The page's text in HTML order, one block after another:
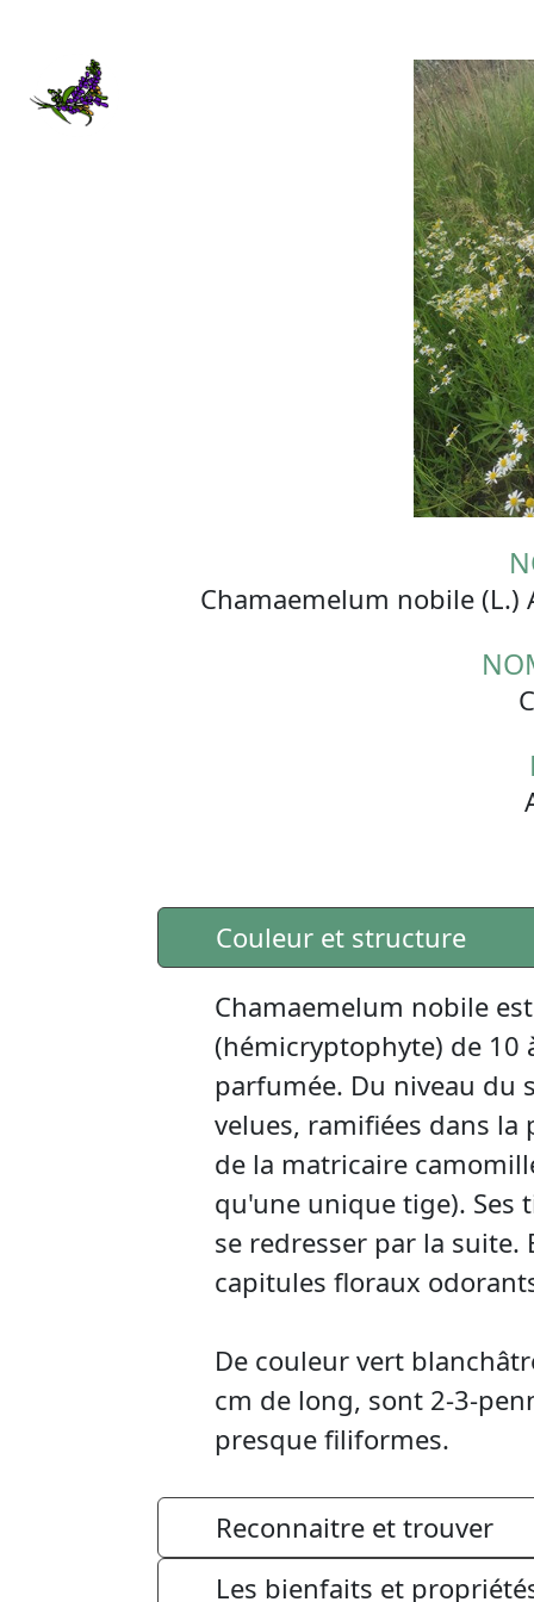
Chamaemelum nobile
Couleur et structure
Chamaemelum nobile
(hémicryptophyte) de 10
parfumée. Du niveau du
velues, ramifiées dans
de la matricaire
qu'une unique tige). Ses
se redresser par la
capitules floraux
De couleur vert
cm de long, sont 2-3-
presque filiformes.
Reconnaitre et trouver
Les bienfaits et